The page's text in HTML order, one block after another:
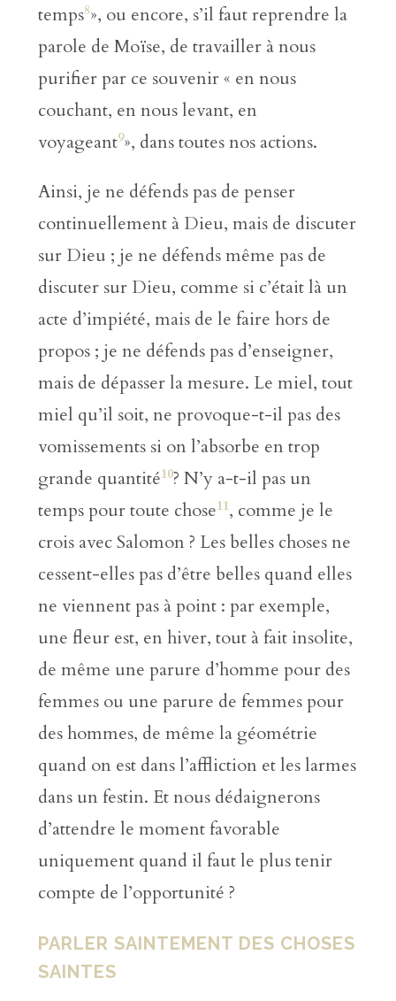
temps8», ou encore, s’il faut reprendre la
parole de Moïse, de travailler à nous
purifier par ce souvenir « en nous
couchant, en nous levant, en
voyageant9», dans toutes nos actions.
Ainsi, je ne défends pas de penser
continuellement à Dieu, mais de discuter
sur Dieu ; je ne défends même pas de
discuter sur Dieu, comme si c’était là un
acte d’impiété, mais de le faire hors de
propos ; je ne défends pas d’enseigner,
mais de dépasser la mesure. Le miel, tout
miel qu’il soit, ne provoque-t-il pas des
vomissements si on l’absorbe en trop
grande quantité10? N’y a-t-il pas un
temps pour toute chose11, comme je le
crois avec Salomon ? Les belles choses ne
cessent-elles pas d’être belles quand elles
ne viennent pas à point : par exemple,
une fleur est, en hiver, tout à fait insolite,
de même une parure d’homme pour des
femmes ou une parure de femmes pour
des hommes, de même la géométrie
quand on est dans l’affliction et les larmes
dans un festin. Et nous dédaignerons
d’attendre le moment favorable
uniquement quand il faut le plus tenir
compte de l’opportunité ?
PARLER SAINTEMENT DES CHOSES
SAINTES